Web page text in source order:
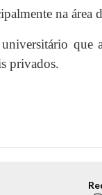
na área
que
privados.